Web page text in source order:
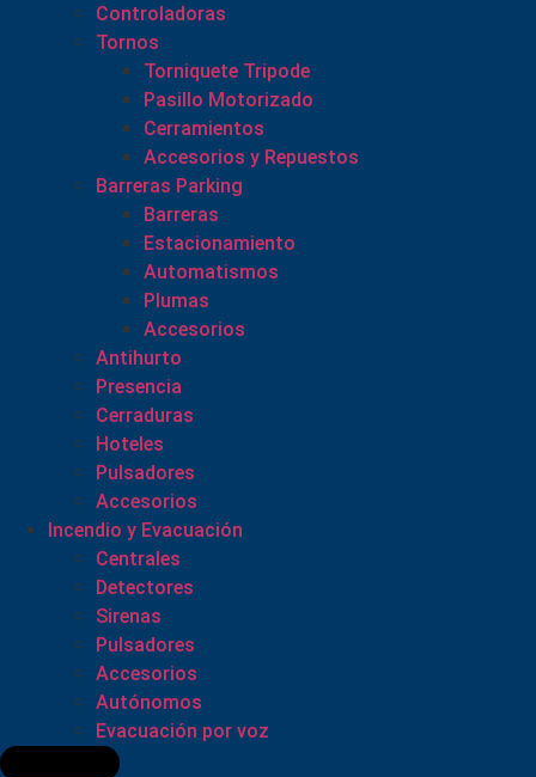
Controladoras
Tornos
Torniquete Tripode
Pasillo Motorizado
Cerramientos
Accesorios y Repuestos
Barreras Parking
Barreras
Estacionamiento
Automatismos
Plumas
Accesorios
Antihurto
Presencia
Cerraduras
Hoteles
Pulsadores
Accesorios
Incendio y Evacuación
Centrales
Detectores
Sirenas
Pulsadores
Accesorios
Autónomos
Evacuación por voz